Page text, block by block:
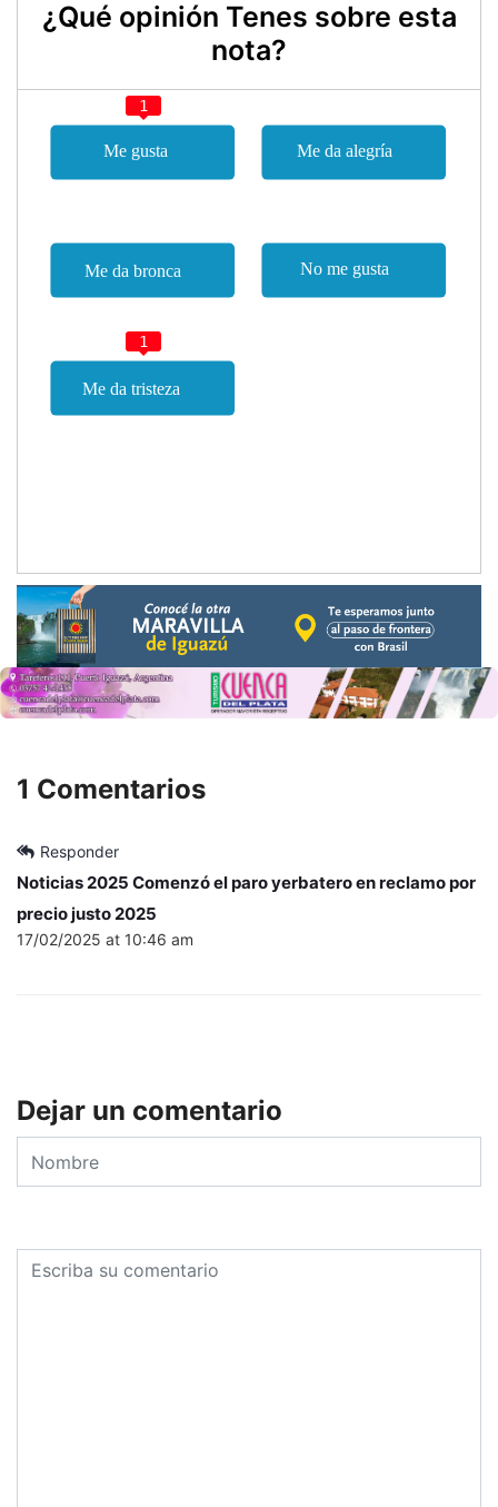
¿Qué opinión Tenes sobre esta
nota?
1
1
1 Comentarios
Responder
Noticias 2025 Comenzó el paro yerbatero en reclamo por
precio justo 2025
17/02/2025 at 10:46 am
Dejar un comentario